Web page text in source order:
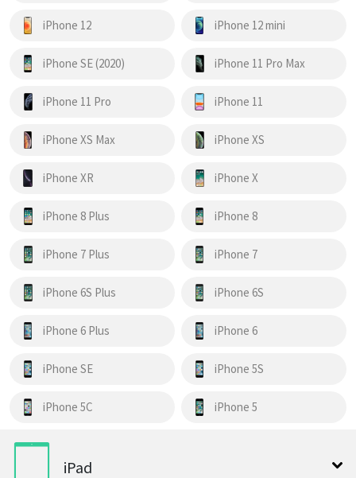
iPhone 12 iPhone 12 mini
iPhone SE (2020) iPhone 11 Pro Max
iPhone 11 Pro iPhone 11
iPhone XS Max iPhone XS
iPhone XR iPhone X
iPhone 8 Plus iPhone 8
iPhone 7 Plus iPhone 7
iPhone 6S Plus iPhone 6S
iPhone 6 Plus iPhone 6
iPhone SE iPhone 5S
iPhone 5C iPhone 5
iPad